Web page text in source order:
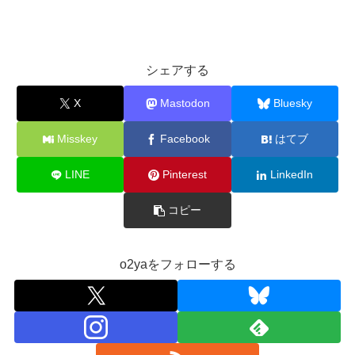
シェアする
X Mastodon Bluesky
Misskey Facebook はてブ
LINE Pinterest LinkedIn
コピー
o2yaをフォローする